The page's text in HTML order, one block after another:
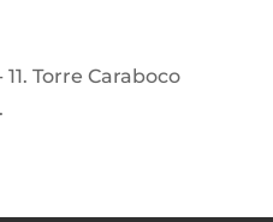
Torre Caraboco